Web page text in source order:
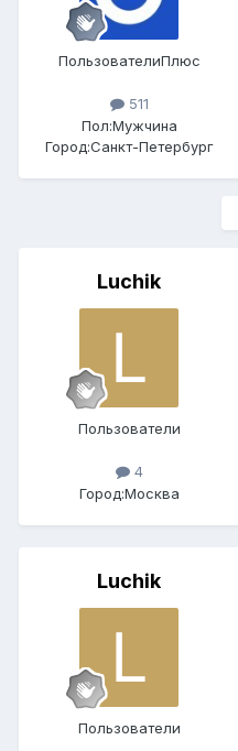
ПользователиПлюс
511
Пол:Мужчина
Город:Санкт-Петербург
Luchik
Пользователи
4
Город:Москва
Luchik
Пользователи